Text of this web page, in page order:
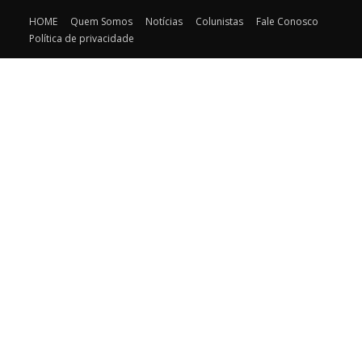
HOME Quem Somos Notícias Colunistas
Fale Conosco
Política de privacidade